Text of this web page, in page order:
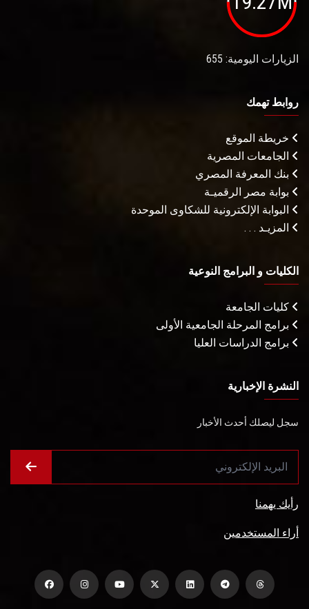
الزيارات اليومية: 655
روابط تهمك
خريطة الموقع
الجامعات المصرية
بنك المعرفة المصري
بوابة مصر الرقميـة
البوابة الإلكترونية للشكاوى الموحدة
المزيـد . . .
الكليات و البرامج النوعية
كليات الجامعة
برامج المرحلة الجامعية الأولى
برامج الدراسات العليا
النشرة الإخبارية
سجل ليصلك أحدث الأخبار
رأيك يهمنا
أراء المستخدمين